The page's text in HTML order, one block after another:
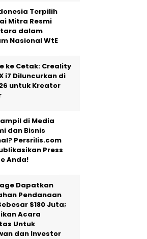
Terpilih
Mitra Resmi
dalam
Nasional WtE
ke Cetak: Creality
i7 Diluncurkan di
untuk Kreator
di Media
dan Bisnis
Persrilis.com
Press
Anda!
Dapatkan
Pendanaan
$180 Juta;
Acara
Untuk
dan Investor